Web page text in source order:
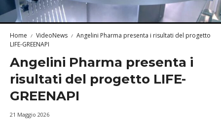
Home VideoNews
Angelini Pharma presenta i risultati del progetto
LIFE-GREENAPI
Angelini Pharma presenta i
risultati del progetto LIFE-
GREENAPI
21 Maggio 2026